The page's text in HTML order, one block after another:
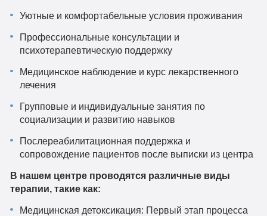
Уютные и комфортабельные условия проживания
Профессиональные консультации и
психотерапевтическую поддержку
Медицинское наблюдение и курс лекарственного
лечения
Групповые и индивидуальные занятия по
социализации и развитию навыков
Послереабилитационная поддержка и
сопровождение пациентов после выписки из центра
В нашем центре проводятся различные виды
терапии, такие как:
Медицинская детоксикация: Первый этап процесса